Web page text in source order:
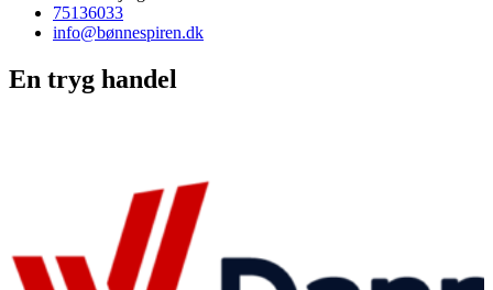
75136033
info@bønnespiren.dk
En tryg handel